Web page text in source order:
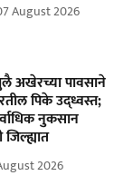
August 2026
अखेरच्या पावसाने
पिके उद्ध्वस्त;
नुकसान
2026